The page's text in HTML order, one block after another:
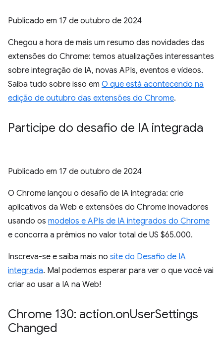
Publicado em 17 de outubro de 2024
Chegou a hora de mais um resumo das novidades das
extensões do Chrome: temos atualizações interessantes
sobre integração de IA, novas APIs, eventos e vídeos.
Saiba tudo sobre isso em O que está acontecendo na
edição de outubro das extensões do Chrome.
Participe do desafio de IA integrada
Publicado em 17 de outubro de 2024
O Chrome lançou o desafio de IA integrada: crie
aplicativos da Web e extensões do Chrome inovadores
usando os modelos e APIs de IA integrados do Chrome
e concorra a prêmios no valor total de US $65.000.
Inscreva-se e saiba mais no site do Desafio de IA
integrada. Mal podemos esperar para ver o que você vai
criar ao usar a IA na Web!
Chrome 130: action.onUserSettings
Changed